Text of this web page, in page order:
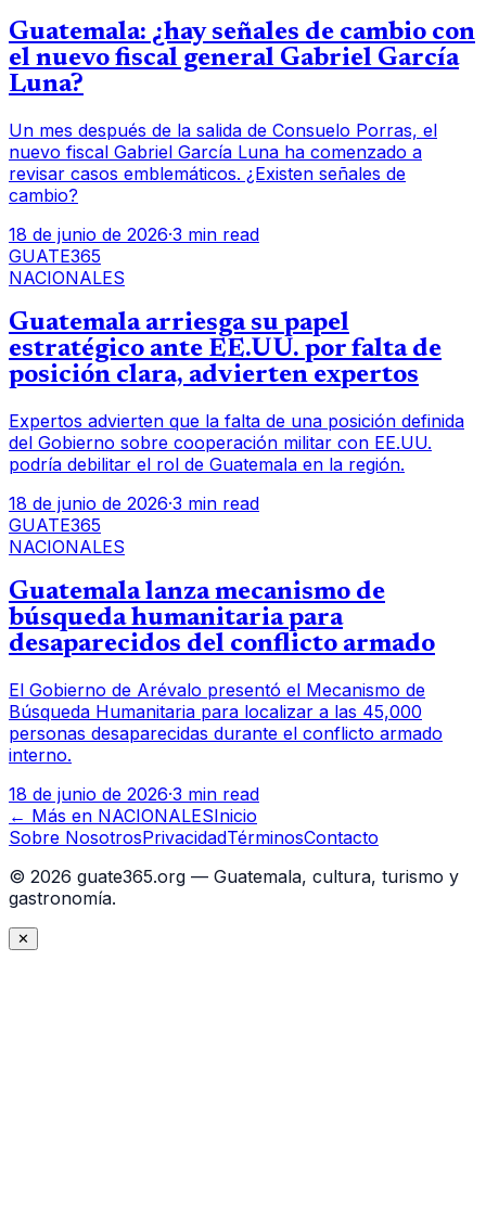
Guatemala: ¿hay señales de cambio con
el nuevo fiscal general Gabriel García
Luna?
Un mes después de la salida de Consuelo Porras, el
nuevo fiscal Gabriel García Luna ha comenzado a
revisar casos emblemáticos. ¿Existen señales de
cambio?
18 de junio de 2026·3 min read
GUATE365
NACIONALES
Guatemala arriesga su papel
estratégico ante EE.UU. por falta de
posición clara, advierten expertos
Expertos advierten que la falta de una posición definida
del Gobierno sobre cooperación militar con EE.UU.
podría debilitar el rol de Guatemala en la región.
18 de junio de 2026·3 min read
GUATE365
NACIONALES
Guatemala lanza mecanismo de
búsqueda humanitaria para
desaparecidos del conflicto armado
El Gobierno de Arévalo presentó el Mecanismo de
Búsqueda Humanitaria para localizar a las 45,000
personas desaparecidas durante el conflicto armado
interno.
18 de junio de 2026·3 min read
← Más en NACIONALESInicio
Sobre NosotrosPrivacidadTérminosContacto
© 2026 guate365.org — Guatemala, cultura, turismo y
gastronomía.
✕